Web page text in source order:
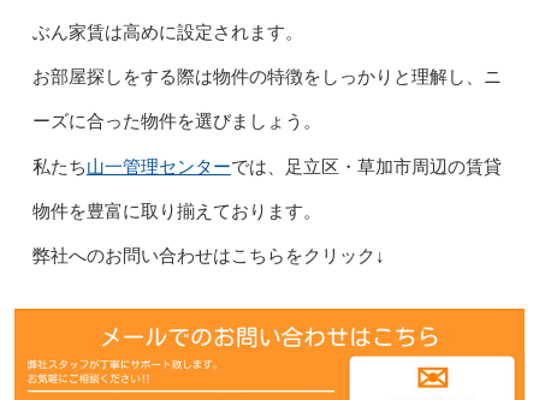
ぶん家賃は高めに設定されます。
お部屋探しをする際は物件の特徴をしっかりと理解し、ニ
ーズに合った物件を選びましょう。
私たち山一管理センターでは、足立区・草加市周辺の賃貸
物件を豊富に取り揃えております。
弊社へのお問い合わせはこちらをクリック↓